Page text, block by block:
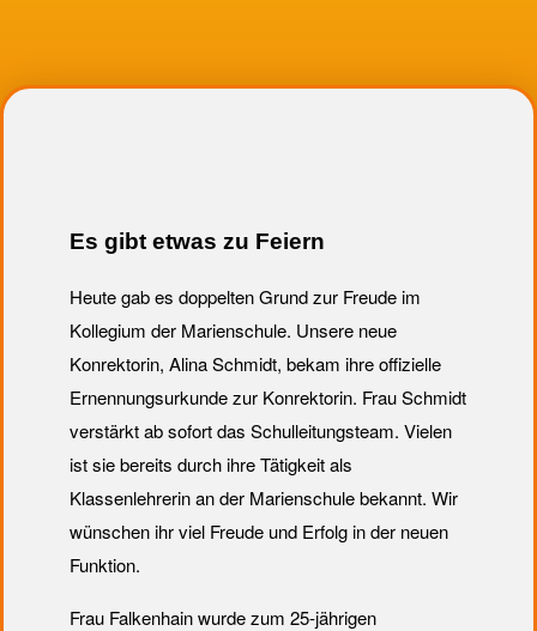
Es gibt etwas zu Feiern
Heute gab es doppelten Grund zur Freude im
Kollegium der Marienschule. Unsere neue
Konrektorin, Alina Schmidt, bekam ihre offizielle
Ernennungsurkunde zur Konrektorin. Frau Schmidt
verstärkt ab sofort das Schulleitungsteam. Vielen
ist sie bereits durch ihre Tätigkeit als
Klassenlehrerin an der Marienschule bekannt. Wir
wünschen ihr viel Freude und Erfolg in der neuen
Funktion.
Frau Falkenhain wurde zum 25-jährigen